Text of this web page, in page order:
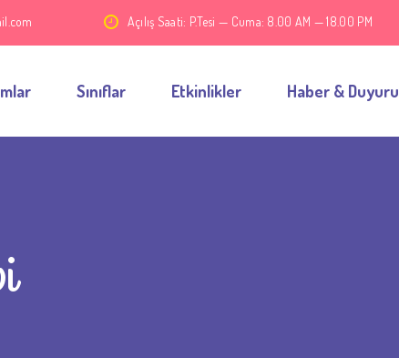
Açılış Saati: P.Tesi — Cuma: 8.00 AM — 18.00 PM
Sınıflar Etkinlikler Haber & Duyuru